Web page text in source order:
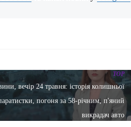
TOP
вечір 24 травня: історія колишньої
погоня за 58-річним, п'яний
викрадач авто